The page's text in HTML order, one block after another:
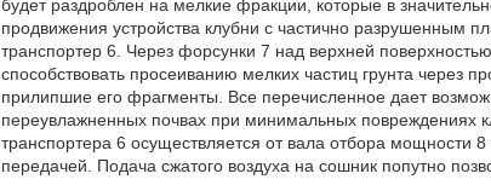
будет раздроблен на мелкие фракции, которые в
продвижения устройства клубни с частично разрушенным
транспортер 6. Через форсунки 7 над верхней
способствовать просеиванию мелких частиц грунта через
прилипшие его фрагменты. Все перечисленное дает
переувлажненных почвах при минимальных повреждениях
транспортера 6 осуществляется от вала отбора мощности
передачей. Подача сжатого воздуха на сошник попутно